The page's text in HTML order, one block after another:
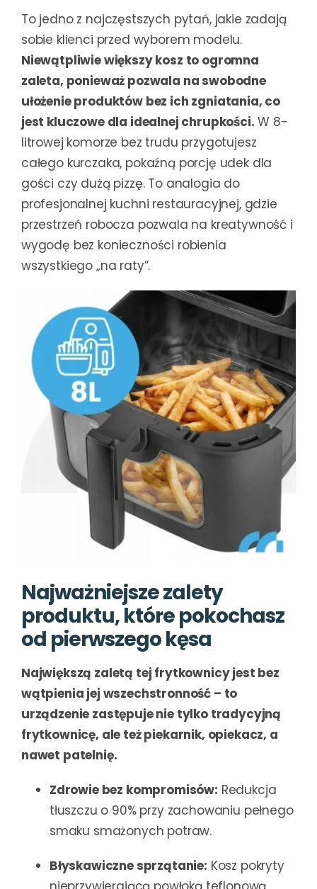
To jedno z najczęstszych pytań, jakie zadają
sobie klienci przed wyborem modelu.
Niewątpliwie większy kosz to ogromna
zaleta, ponieważ pozwala na swobodne
ułożenie produktów bez ich zgniatania, co
jest kluczowe dla idealnej chrupkości. W 8-
litrowej komorze bez trudu przygotujesz
całego kurczaka, pokaźną porcję udek dla
gości czy dużą pizzę. To analogia do
profesjonalnej kuchni restauracyjnej, gdzie
przestrzeń robocza pozwala na kreatywność i
wygodę bez konieczności robienia
wszystkiego „na raty”.
Najważniejsze zalety
produktu, które pokochasz
od pierwszego kęsa
Największą zaletą tej frytkownicy jest bez
wątpienia jej wszechstronność – to
urządzenie zastępuje nie tylko tradycyjną
frytkownicę, ale też piekarnik, opiekacz, a
nawet patelnię.
Zdrowie bez kompromisów: Redukcja
tłuszczu o 90% przy zachowaniu pełnego
smaku smażonych potraw.
Błyskawiczne sprzątanie: Kosz pokryty